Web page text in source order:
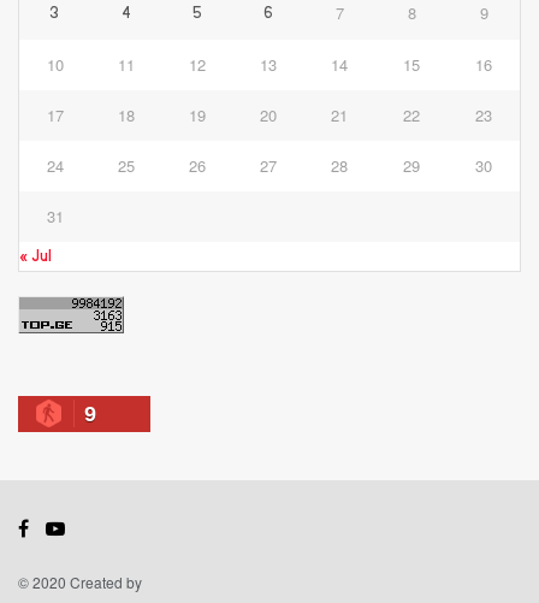
3 4 5 6 7 8 9
10 11 12 13 14 15 16
17 18 19 20 21 22 23
24 25 26 27 28 29 30
31
« Jul
9
© 2020 Created by